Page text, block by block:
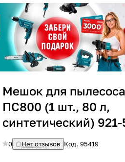
Мешок для
ПС800 (1 шт., 80 л,
синтетический)
0 Нет отзывов Код.95419
переплат
товарыв корзину